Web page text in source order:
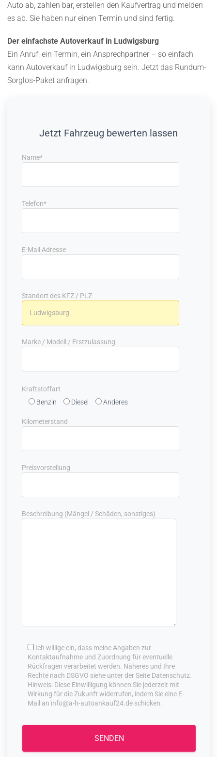
Auto ab, zahlen bar, erstellen den Kaufvertrag und melden
es ab. Sie haben nur einen Termin und sind fertig.
Der einfachste Autoverkauf in Ludwigsburg
Ein Anruf, ein Termin, ein Ansprechpartner – so einfach
kann Autoverkauf in Ludwigsburg sein. Jetzt das Rundum-
Sorglos-Paket anfragen.
Jetzt Fahrzeug bewerten lassen
Name*
Telefon*
E-Mail Adresse
Standort des KFZ / PLZ
Marke / Modell / Erstzulassung
Kraftstoffart
Benzin
Diesel Anderes
Kilometerstand
Preisvorstellung
Beschreibung (Mängel / Schäden, sonstiges)
Ich willige ein, dass meine Angaben zur
Kontaktaufnahme und Zuordnung für eventuelle
Rückfragen verarbeitet werden. Näheres und Ihre
Rechte nach DSGVO siehe unter der Seite Datenschutz.
Hinweis: Diese Einwilligung können Sie jederzeit mit
Wirkung für die Zukunft widerrufen, indem Sie eine E-
Mail an info@a-h-autoankauf24.de schicken.